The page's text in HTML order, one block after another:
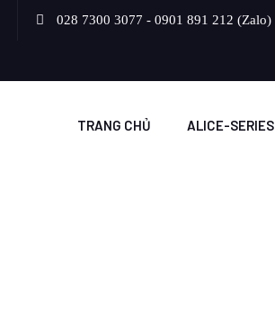
028 7300 3077 - 0901 891 212 (Zalo)
TRANG CHỦ ALICE-SERIES